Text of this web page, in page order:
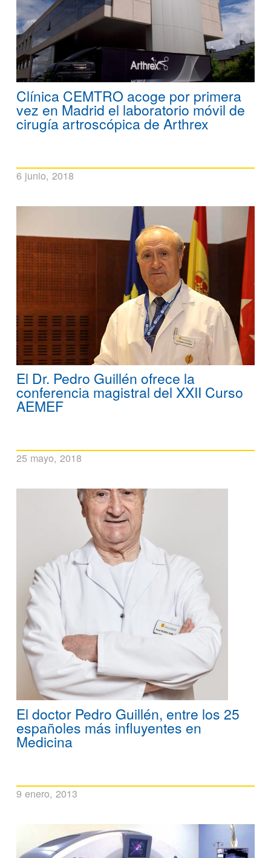
Clínica CEMTRO acoge por primera
vez en Madrid el laboratorio móvil de
cirugía artroscópica de Arthrex
6 junio, 2018
El Dr. Pedro Guillén ofrece la
conferencia magistral del XXII Curso
AEMEF
25 mayo, 2018
El doctor Pedro Guillén, entre los 25
españoles más influyentes en
Medicina
9 enero, 2013